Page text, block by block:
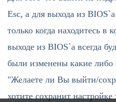
Esc, а для выхода из
только когда находитесь в
выходе из BIOS`а всегда
были изменены какие
"Желаете ли Вы выйти/
хотите сохранит